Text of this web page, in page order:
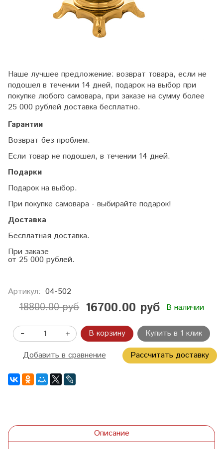
Наше лучшее предложение: возврат товара, если не
подошел в течении 14 дней, подарок на выбор при
покупке любого самовара, при заказе на сумму более
25 000 рублей доставка бесплатно.
Гарантии
Возврат без проблем.
Если товар не подошел, в течении 14 дней.
Подарки
Подарок на выбор.
При покупке самовара - выбирайте подарок!
Доставка
Бесплатная доставка.
При заказе
от 25 000 рублей.
Артикул: 04-502
18800.00 руб 16700.00 руб В наличии
В корзину
Купить в 1 клик
Добавить в сравнение
Рассчитать доставку
Описание